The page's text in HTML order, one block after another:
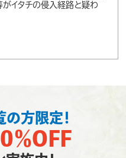
イタチの侵入経路と疑わ
の方限定！
％OFF